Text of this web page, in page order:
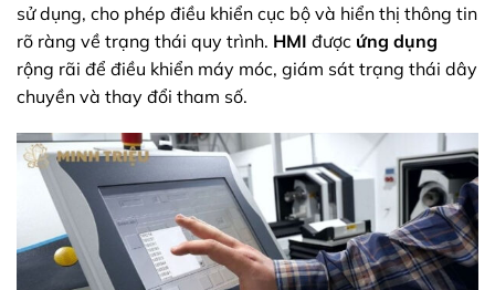
sử dụng, cho phép điều khiển cục bộ và hiển thị thông tin
rõ ràng về trạng thái quy trình. HMI được ứng dụng
rộng rãi để điều khiển máy móc, giám sát trạng thái dây
chuyền và thay đổi tham số.